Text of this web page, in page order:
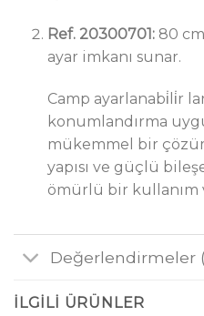
Ref. 20300701:80 cm
ayar imkanı sunar.
Camp ayarlanabi̇li̇r
konumlandırma
mükemmel bir
yapısı ve güçlü
ömürlü bir kullanım
Değerlendirmeler
İLGILI ÜRÜNLER